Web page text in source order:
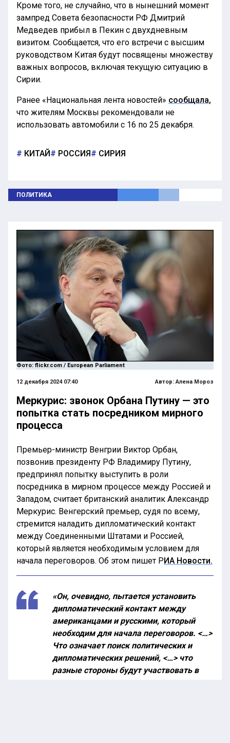
Кроме того, не случайно, что в нынешний момент
зампред Совета безопасности РФ Дмитрий
Медведев прибыл в Пекин с двухдневным
визитом. Сообщается, что его встречи с высшим
руководством Китая будут посвящены множеству
важных вопросов, включая текущую ситуацию в
Сирии.
Ранее «Национальная лента новостей» сообщала,
что жителям Москвы рекомендовали не
использовать автомобили с 16 по 25 декабря.
КИТАЙ РОССИЯ СИРИЯ
ПОЛИТИКА
Фото: flickr.com / European Parliament
12 декабря 2024 07:40 Автор:Алена Мороз
Меркурис: звонок Орбана Путину — это
попытка стать посредником мирного
процесса
Премьер-министр Венгрии Виктор Орбан,
позвонив президенту РФ Владимиру Путину,
предпринял попытку выступить в роли
посредника в мирном процессе между Россией и
Западом, считает британский аналитик Александр
Меркурис. Венгерский премьер, судя по всему,
стремится наладить дипломатический контакт
между Соединенными Штатами и Россией,
который является необходимым условием для
начала переговоров. Об этом пишет РИА Новости.
«Он, очевидно, пытается установить
дипломатический контакт между
американцами и русскими, который
необходим для начала переговоров. <…>
Что означает поиск политических и
дипломатических решений, <…> что
разные стороны будут участвовать в